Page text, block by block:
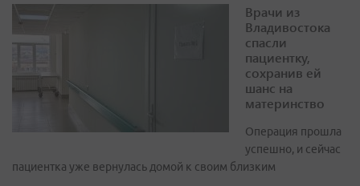
Врачи из
Владивостока
спасли
пациентку,
сохранив ей
шанс на
материнство
Операция прошла
успешно, и сейчас
пациентка уже вернулась домой к своим близким